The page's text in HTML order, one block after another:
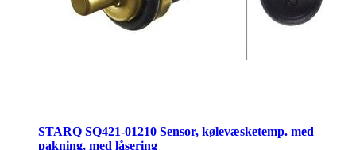
STARQ SQ421-01210 Sensor, kølevæsketemp. med
pakning, med låsering